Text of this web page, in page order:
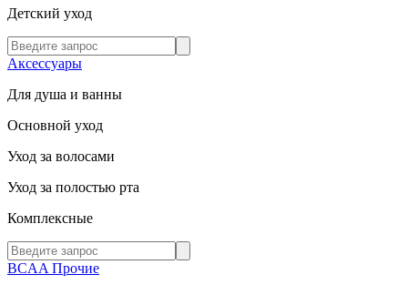
Детский уход
Аксессуары
Для душа и ванны
Основной уход
Уход за волосами
Уход за полостью рта
Комплексные
BCAA Прочие